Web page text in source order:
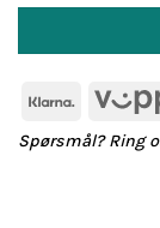
Klarna
Spørsmål? Ring